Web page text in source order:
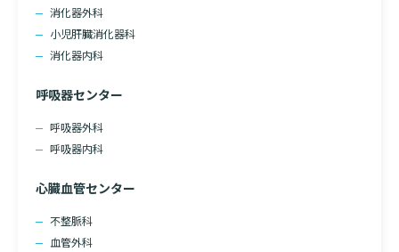
消化器外科
小児肝臓消化器科
消化器内科
呼吸器センター
呼吸器外科
呼吸器内科
心臓血管センター
不整脈科
血管外科